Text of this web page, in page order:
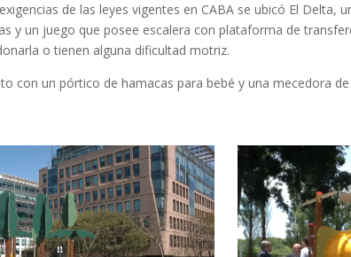
de las leyes vigentes en CABA se ubicó El Delta,
y un juego que posee escalera con plataforma de
o tienen alguna dificultad motriz.
con un pórtico de hamacas para bebé y una mecedora